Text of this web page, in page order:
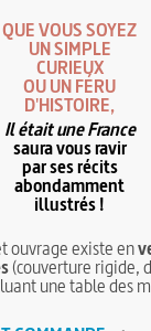
QUE VOUS SOYEZ
UN SIMPLE
CURIEUX
OU UN FÉRU
D'HISTOIRE,
Il était une France
saura vous ravir
par ses récits
abondamment
illustrés !
ouvrage existe en
(couverture rigide,
une table des